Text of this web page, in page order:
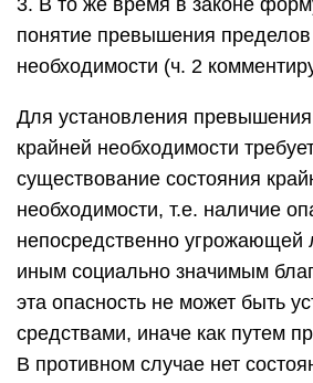
3. В то же время в законе
понятие превышения пределов
необходимости (ч. 2
Для установления
крайней необходимости
существование состояния
необходимости, т.е. наличие
непосредственно угрожающей
иным социально значимым
эта опасность не может быть
средствами, иначе как путем
В противном случае нет